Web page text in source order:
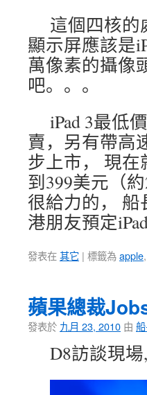
這個四核的
顯示屏應該是
萬像素的攝像
吧。。。
iPad 3最低
賣，另有帶高
步上市， 現在
到399美元（
很給力的， 船
港朋友預定iPad
發表在其它 | 標籤為apple,
蘋果總裁
發表於 九月 23, 2010 由
D8訪談現